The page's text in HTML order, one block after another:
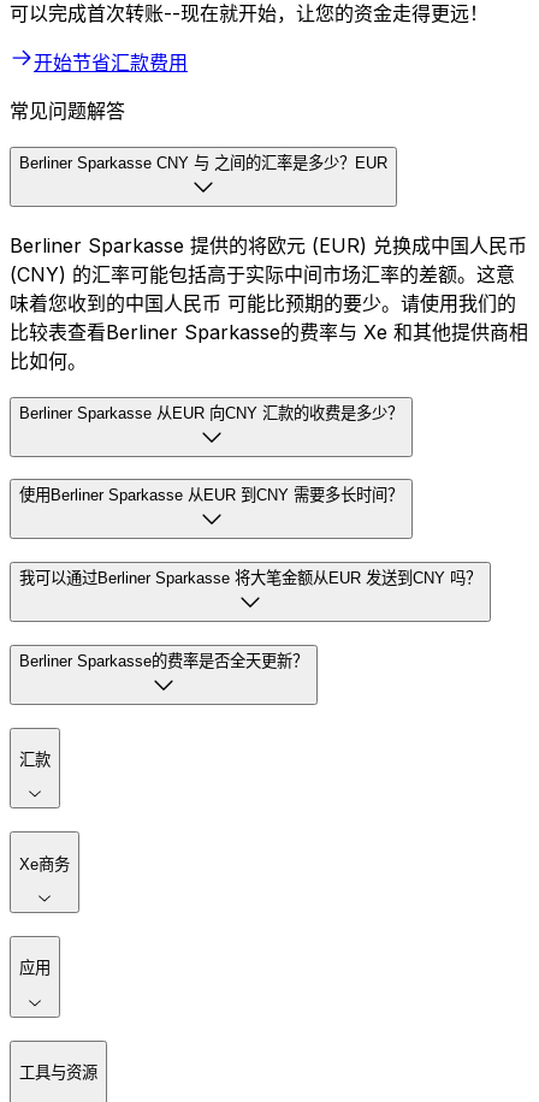
可以完成首次转账--现在就开始，让您的资金走得更远！
开始节省汇款费用
常见问题解答
Berliner Sparkasse CNY 与 之间的汇率是多少？EUR
Berliner Sparkasse 提供的将欧元 (EUR) 兑换成中国人民币
(CNY) 的汇率可能包括高于实际中间市场汇率的差额。这意
味着您收到的中国人民币 可能比预期的要少。请使用我们的
比较表查看Berliner Sparkasse的费率与 Xe 和其他提供商相
比如何。
Berliner Sparkasse 从EUR 向CNY 汇款的收费是多少？
使用Berliner Sparkasse 从EUR 到CNY 需要多长时间？
我可以通过Berliner Sparkasse 将大笔金额从EUR 发送到CNY 吗？
Berliner Sparkasse的费率是否全天更新？
汇款
Xe商务
应用
工具与资源